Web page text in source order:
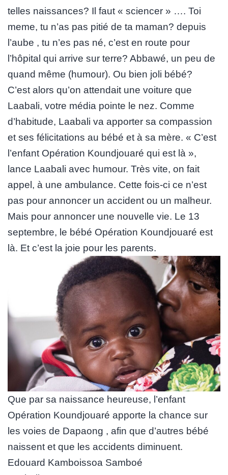
telles naissances? Il faut « sciencer » …. Toi
meme, tu n’as pas pitié de ta maman? depuis
l’aube , tu n’es pas né, c’est en route pour
l’hôpital qui arrive sur terre? Abbawé, un peu de
quand même (humour). Ou bien joli bébé?
C’est alors qu’on attendait une voiture que
Laabali, votre média pointe le nez. Comme
d’habitude, Laabali va apporter sa compassion
et ses félicitations au bébé et à sa mère. « C’est
l’enfant Opération Koundjouaré qui est là »,
lance Laabali avec humour. Très vite, on fait
appel, à une ambulance. Cette fois-ci ce n’est
pas pour annoncer un accident ou un malheur.
Mais pour annoncer une nouvelle vie. Le 13
septembre, le bébé Opération Koundjouaré est
là. Et c’est la joie pour les parents.
Que par sa naissance heureuse, l’enfant
Opération Koundjouaré apporte la chance sur
les voies de Dapaong , afin que d’autres bébé
naissent et que les accidents diminuent.
Edouard Kamboissoa Samboé